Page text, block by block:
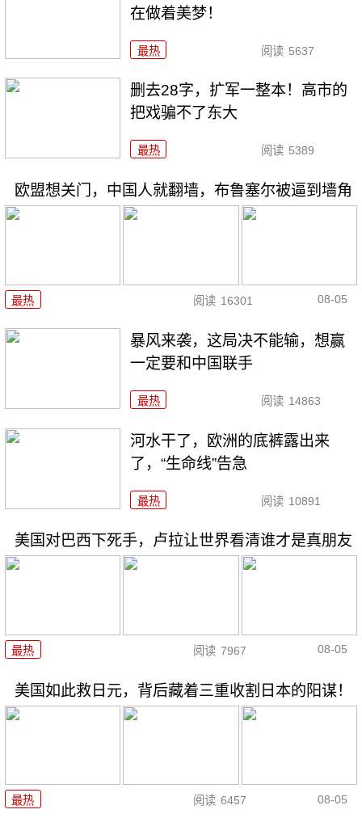
在做着美梦！
最热 阅读 5637
删去28字，扩军一整本！高市的
把戏骗不了东大
最热 阅读 5389
欧盟想关门，中国人就翻墙，布鲁塞尔被逼到墙角
最热 阅读 16301 08-05
暴风来袭，这局决不能输，想赢
一定要和中国联手
最热 阅读 14863
河水干了，欧洲的底裤露出来
了，“生命线”告急
最热 阅读 10891
美国对巴西下死手，卢拉让世界看清谁才是真朋友
最热 阅读 7967 08-05
美国如此救日元，背后藏着三重收割日本的阳谋！
最热 阅读 6457 08-05